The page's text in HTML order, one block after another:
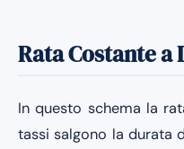
Rata Costante
In questo schema la
tassi salgono la durata